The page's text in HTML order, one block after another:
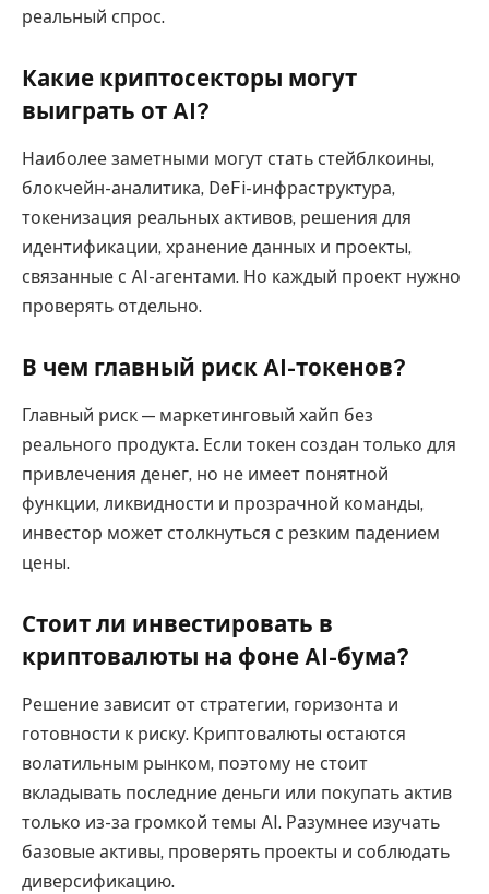
реальный спрос.
Какие криптосекторы могут
выиграть от AI?
Наиболее заметными могут стать стейблкоины,
блокчейн-аналитика, DeFi-инфраструктура,
токенизация реальных активов, решения для
идентификации, хранение данных и проекты,
связанные с AI-агентами. Но каждый проект нужно
проверять отдельно.
В чем главный риск AI-токенов?
Главный риск — маркетинговый хайп без
реального продукта. Если токен создан только для
привлечения денег, но не имеет понятной
функции, ликвидности и прозрачной команды,
инвестор может столкнуться с резким падением
цены.
Стоит ли инвестировать в
криптовалюты на фоне AI-бума?
Решение зависит от стратегии, горизонта и
готовности к риску. Криптовалюты остаются
волатильным рынком, поэтому не стоит
вкладывать последние деньги или покупать актив
только из-за громкой темы AI. Разумнее изучать
базовые активы, проверять проекты и соблюдать
диверсификацию.